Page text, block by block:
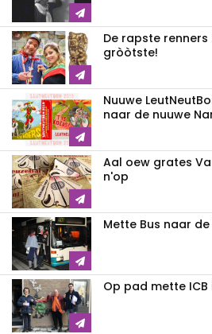
De rapste renners
gròòtste!
Nuuwe
naar de nuuwe
Aal oew grates
n'op
Mette Bus naar
Op pad mette ICB